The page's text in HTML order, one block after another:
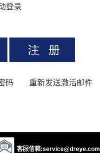
登录
码 重新发送激活邮件
客服信箱:service@dreye.com